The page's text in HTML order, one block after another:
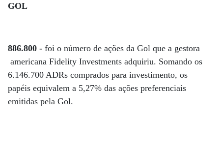
GOL
886.800 - foi o número de ações da Gol que a gestora
americana Fidelity Investments adquiriu. Somando os
6.146.700 ADRs comprados para investimento, os
papéis equivalem a 5,27% das ações preferenciais
emitidas pela Gol.